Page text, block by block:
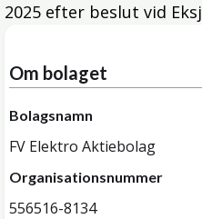
2025 efter beslut vid
Om bolaget
Bolagsnamn
FV Elektro Aktiebolag
Organisationsnummer
556516-8134